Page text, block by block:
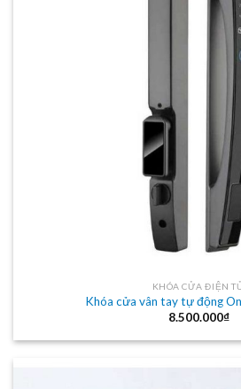
KHÓA CỬA ĐIỆN
Khóa cửa vân tay tự động
8.500.000₫